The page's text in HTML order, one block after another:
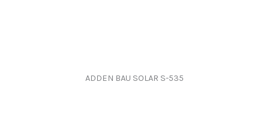
ADDEN BAU SOLAR S-535